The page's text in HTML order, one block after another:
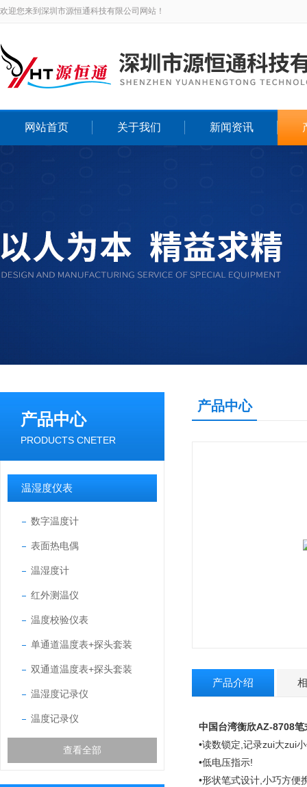
欢迎您来到深圳市源恒通科技有限公司网站！
网站首页 关于我们 新闻资讯
产品中心
PRODUCTS CNETER
温湿度仪表
数字温度计
表面热电偶
温湿度计
红外测温仪
温度校验仪表
单通道温度表+探头套装
双通道温度表+探头套装
温湿度记录仪
温度记录仪
查看全部
产品中心
产品介绍
中国台湾衡欣AZ-8708笔
•读数锁定,记录zui大zui
•低电压指示!
•形状笔式设计,小巧方便